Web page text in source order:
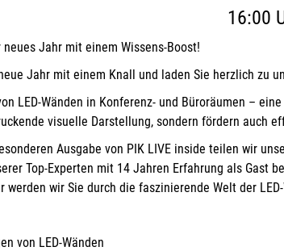
16:00
neues Jahr mit einem Wissens-Boost!
Jahr mit einem Knall und laden Sie herzlich zu
LED-Wänden in Konferenz- und Büroräumen –
visuelle Darstellung, sondern fördern auch
Ausgabe von PIK LIVE inside teilen wir
Top-Experten mit 14 Jahren Erfahrung als Gast
werden wir Sie durch die faszinierende Welt der
von LED-Wänden